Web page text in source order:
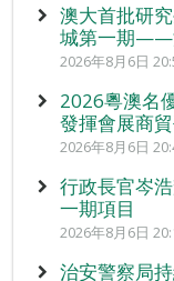
澳大首批研
城第一期——
2026年8月6日
2026粵澳名
發揮會展商
2026年8月6日
行政長官岑
一期項目
2026年8月6日
治安警察局